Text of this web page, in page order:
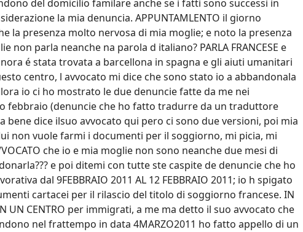
del domicilio familare anche se i fatti sono successi in
la mia denuncia. APPUNTAMLENTO il giorno
la presenza molto nervosa di mia moglie; e noto la presenza
parla neanche na parola d italiano? PARLA FRANCESE e
é stata trovata a barcellona in spagna e gli aiuti umanitari
centro, l avvocato mi dice che sono stato io a abbandonala
io ci ho mostrato le due denuncie fatte da me nei
febbraio (denuncie che ho fatto tradurre da un traduttore
bene dice ilsuo avvocato qui pero ci sono due versioni, poi mia
non vuole farmi i documenti per il soggiorno, mi picia, mi
che io e mia moglie non sono neanche due mesi di
e poi ditemi con tutte ste caspite de denuncie che ho
dal 9FEBBRAIO 2011 AL 12 FEBBRAIO 2011; io h spigato
cartacei per il rilascio del titolo di soggiorno francese. IN
UN CENTRO per immigrati, a me ma detto il suo avvocato che
nel frattempo in data 4MARZO2011 ho fatto appello di un